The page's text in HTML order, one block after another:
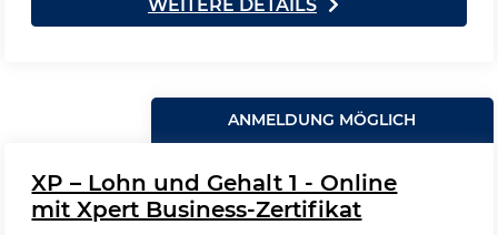
WEITERE DETAILS
ANMELDUNG MÖGLICH
XP – Lohn und Gehalt 1 - Online
mit Xpert Business-Zertifikat